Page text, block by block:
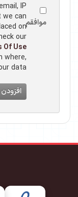
موافقم
IP
can
on
our
Of Use
where,
data.